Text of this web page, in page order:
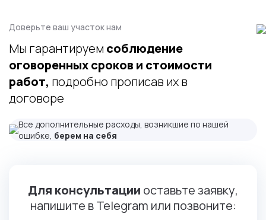
Доверьте ваш участок нам
Мы гарантируем соблюдение
оговоренных сроков и стоимости
работ, подробно прописав их в
договоре
Все дополнительные расходы, возникшие по нашей
ошибке, берем на себя
Для консультации оставьте заявку,
напишите в Telegram или позвоните: